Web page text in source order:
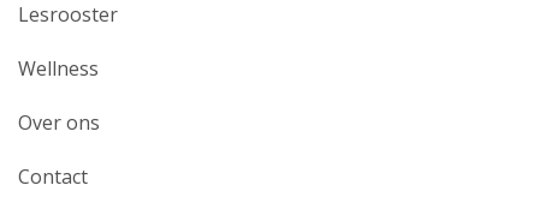
Lesrooster
Wellness
Over ons
Contact